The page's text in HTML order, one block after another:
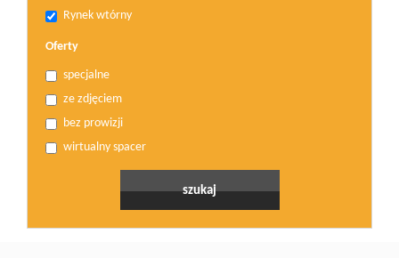
Rynek wtórny
Oferty
specjalne
ze zdjęciem
bez prowizji
wirtualny spacer